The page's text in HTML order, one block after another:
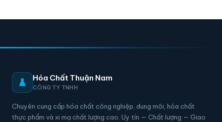
Hóa Chất Thuận Nam
CÔNG TY TNHH
Chuyên cung cấp hóa chất công nghiệp, dung môi, hóa chất
thực phẩm và xi mạ chất lượng cao. Uy tín — Chất lượng — Giao